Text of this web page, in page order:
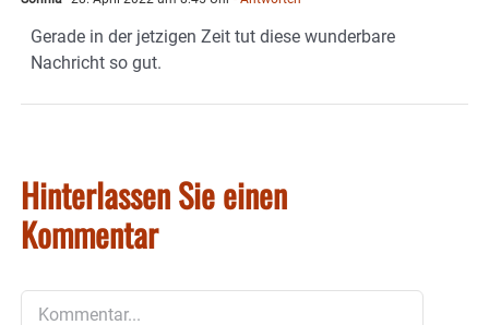
Gerade in der jetzigen Zeit tut diese wunderbare
Nachricht so gut.
Hinterlassen Sie einen
Kommentar